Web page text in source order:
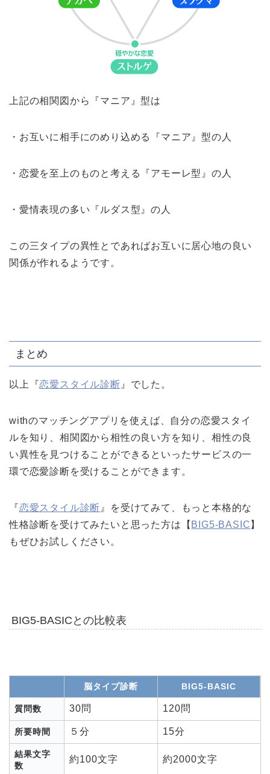
上記の相関図から『マニア』型は
・お互いに相手にのめり込める『マニア』型の人
・恋愛を至上のものと考える『アモーレ型』の人
・愛情表現の多い『ルダス型』の人
この三タイプの異性とであればお互いに居心地の良い
関係が作れるようです。
まとめ
以上『恋愛スタイル診断 』でした。
withのマッチングアプリを使えば、自分の恋愛スタイ
ルを知り、相関図から相性の良い方を知り、相性の良
い異性を見つけることができるといったサービスの一
環で恋愛診断を受けることができます。
『恋愛スタイル診断 』を受けてみて、もっと本格的な
性格診断を受けてみたいと思った方は【 BIG5-BASIC 】
もぜひお試しください。
BIG5-BASICとの比較表
脳タイプ診断 BIG5-BASIC
質問数 30問 120問
所要時間 ５分 15分
結果文字
数
約100文字 約2000文字